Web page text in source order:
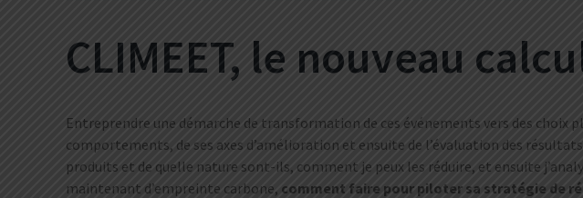
CLIMEET, le nouveau
Entreprendre une démarche de transformation de ces événements vers des
comportements, de ses axes d’amélioration et ensuite de l’évaluation des
produits et de quelle nature sont-ils, comment je peux les réduire, et ensuite
maintenant d’empreinte carbone, comment faire pour piloter sa stratégie de